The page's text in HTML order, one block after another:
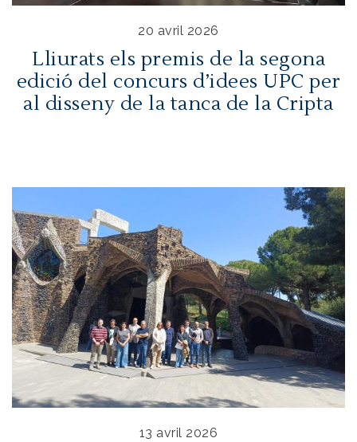
20 avril 2026
Lliurats els premis de la segona
edició del concurs d’idees UPC per
al disseny de la tanca de la Cripta
13 avril 2026